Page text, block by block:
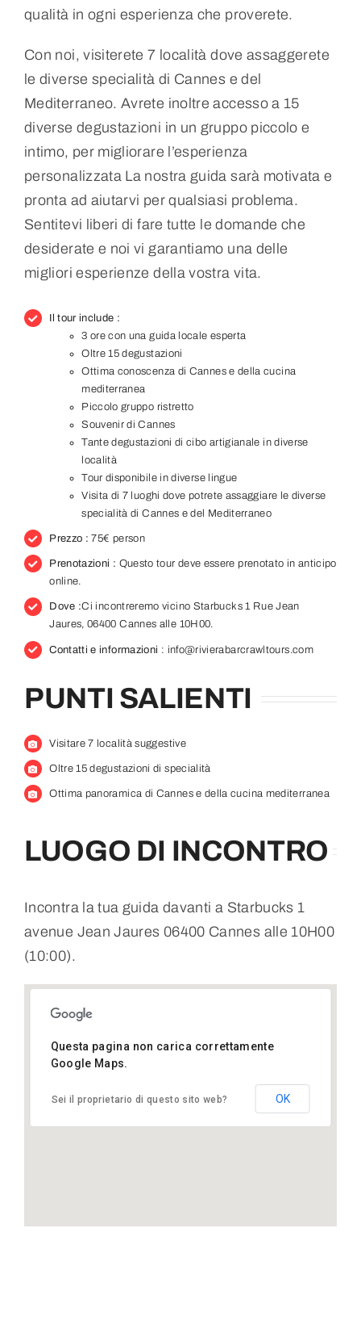
qualità in ogni esperienza che proverete.
Con noi, visiterete 7 località dove assaggerete
le diverse specialità di Cannes e del
Mediterraneo. Avrete inoltre accesso a 15
diverse degustazioni in un gruppo piccolo e
intimo, per migliorare l’esperienza
personalizzata La nostra guida sarà motivata e
pronta ad aiutarvi per qualsiasi problema.
Sentitevi liberi di fare tutte le domande che
desiderate e noi vi garantiamo una delle
migliori esperienze della vostra vita.
Il tour include :
3 ore con una guida locale esperta
Oltre 15 degustazioni
Ottima conoscenza di Cannes e della cucina
mediterranea
Piccolo gruppo ristretto
Souvenir di Cannes
Tante degustazioni di cibo artigianale in diverse
località
Tour disponibile in diverse lingue
Visita di 7 luoghi dove potrete assaggiare le diverse
specialità di Cannes e del Mediterraneo
Prezzo :75€ person
Prenotazioni : Questo tour deve essere prenotato in anticipo
online.
Dove :Ci incontreremo vicino Starbucks 1 Rue Jean
Jaures, 06400 Cannes alle 10H00.
Contatti e informazioni : info@rivierabarcrawltours.com
PUNTI SALIENTI
Visitare 7 località suggestive
Oltre 15 degustazioni di specialità
Ottima panoramica di Cannes e della cucina mediterranea
LUOGO DI INCONTRO
Incontra la tua guida davanti a Starbucks 1
avenue Jean Jaures 06400 Cannes alle 10H00
(10:00).
Starbucks 1 Rue Jean Jaures, 06400
Cannes
Questa pagina non carica correttamente
Google Maps.
Sei il proprietario di questo sito web? OK